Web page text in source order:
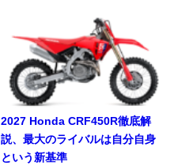
2027 Honda CRF450R徹底解
説、最大のライバルは自分自身
という新基準